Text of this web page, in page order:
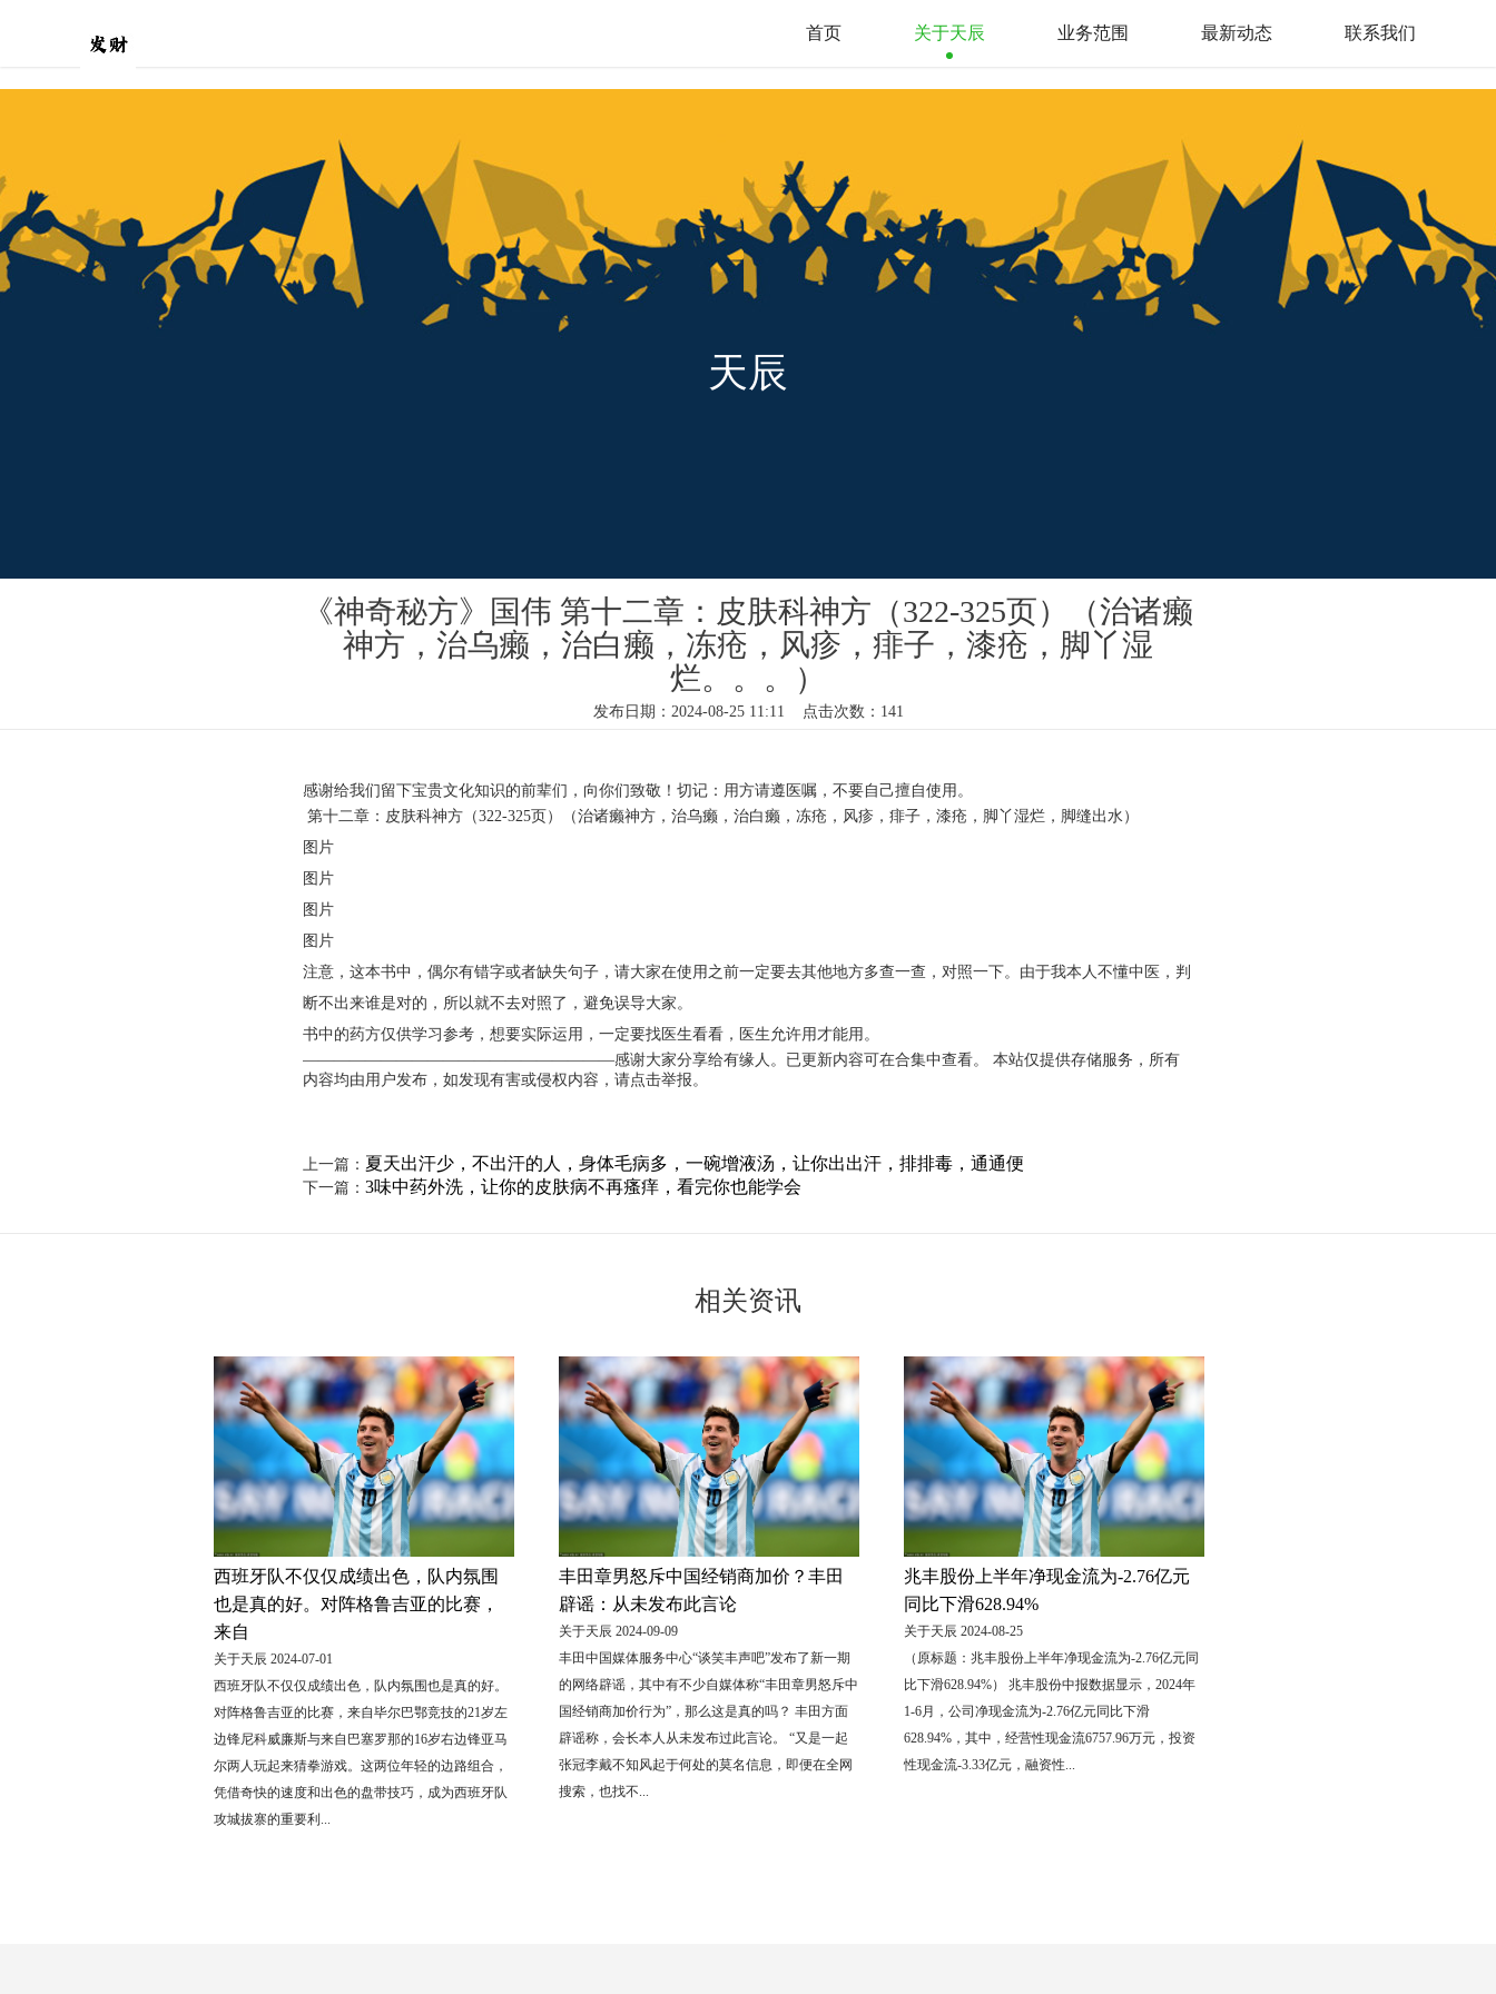
首页 关于天辰 业务范围 最新动态 联系我们
天辰
《神奇秘方》国伟 第十二章：皮肤科神方（322-325页）（治诸癞
神方，治乌癞，治白癞，冻疮，风疹，痱子，漆疮，脚丫湿
烂。。。）
发布日期：2024-08-25 11:11 点击次数：141
感谢给我们留下宝贵文化知识的前辈们，向你们致敬！切记：用方请遵医嘱，不要自己擅自使用。
第十二章：皮肤科神方（322-325页）（治诸癞神方，治乌癞，治白癞，冻疮，风疹，痱子，漆疮，脚丫湿烂，脚缝出水）
图片
图片
图片
图片
注意，这本书中，偶尔有错字或者缺失句子，请大家在使用之前一定要去其他地方多查一查，对照一下。由于我本人不懂中医，判
断不出来谁是对的，所以就不去对照了，避免误导大家。
书中的药方仅供学习参考，想要实际运用，一定要找医生看看，医生允许用才能用。
————————————————————感谢大家分享给有缘人。已更新内容可在合集中查看。 本站仅提供存储服务，所有
内容均由用户发布，如发现有害或侵权内容，请点击举报。
上一篇： 夏天出汗少，不出汗的人，身体毛病多，一碗增液汤，让你出出汗，排排毒，通通便
下一篇： 3味中药外洗，让你的皮肤病不再瘙痒，看完你也能学会
相关资讯
西班牙队不仅仅成绩出色，队内氛围
也是真的好。对阵格鲁吉亚的比赛，
来自
关于天辰 2024-07-01
西班牙队不仅仅成绩出色，队内氛围也是真的好。
对阵格鲁吉亚的比赛，来自毕尔巴鄂竞技的21岁左
边锋尼科威廉斯与来自巴塞罗那的16岁右边锋亚马
尔两人玩起来猜拳游戏。这两位年轻的边路组合，
凭借奇快的速度和出色的盘带技巧，成为西班牙队
攻城拔寨的重要利...
丰田章男怒斥中国经销商加价？丰田
辟谣：从未发布此言论
关于天辰 2024-09-09
丰田中国媒体服务中心“谈笑丰声吧”发布了新一期
的网络辟谣，其中有不少自媒体称“丰田章男怒斥中
国经销商加价行为”，那么这是真的吗？ 丰田方面
辟谣称，会长本人从未发布过此言论。 “又是一起
张冠李戴不知风起于何处的莫名信息，即便在全网
搜索，也找不...
兆丰股份上半年净现金流为-2.76亿元
同比下滑628.94%
关于天辰 2024-08-25
（原标题：兆丰股份上半年净现金流为-2.76亿元同
比下滑628.94%） 兆丰股份中报数据显示，2024年
1-6月，公司净现金流为-2.76亿元同比下滑
628.94%，其中，经营性现金流6757.96万元，投资
性现金流-3.33亿元，融资性...